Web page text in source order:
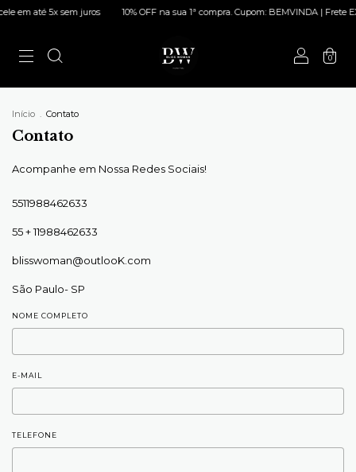
em até 5x sem juros 10% OFF na sua 1ª compra. Cupom: BEMVINDA | Frete
0
Início . Contato
Contato
Acompanhe em Nossa Redes Sociais!
5511988462633
55 + 11988462633
blisswoman@outlooK.com
São Paulo- SP
NOME COMPLETO
E-MAIL
TELEFONE